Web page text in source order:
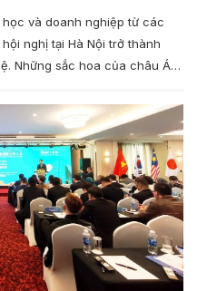
và doanh nghiệp từ các
nghị tại Hà Nội trở thành
Những sắc hoa của châu Á
vực.